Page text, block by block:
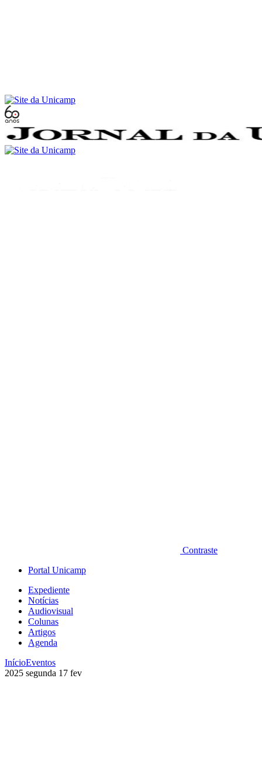
Contraste
Portal Unicamp
Expediente
Notícias
Audiovisual
Colunas
Artigos
Agenda
InícioEventos
2025 segunda 17 fev